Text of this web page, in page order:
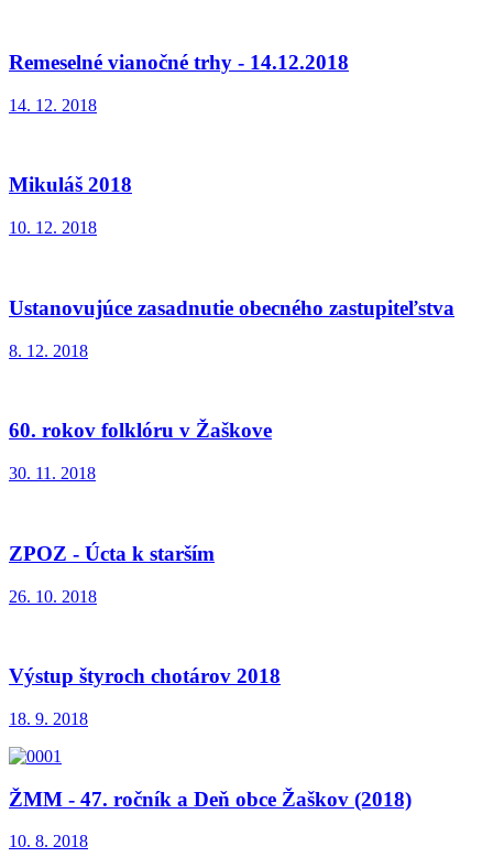
Remeselné vianočné trhy - 14.12.2018
14. 12. 2018
Mikuláš 2018
10. 12. 2018
Ustanovujúce zasadnutie obecného zastupiteľstva
8. 12. 2018
60. rokov folklóru v Žaškove
30. 11. 2018
ZPOZ - Úcta k starším
26. 10. 2018
Výstup štyroch chotárov 2018
18. 9. 2018
ŽMM - 47. ročník a Deň obce Žaškov (2018)
10. 8. 2018